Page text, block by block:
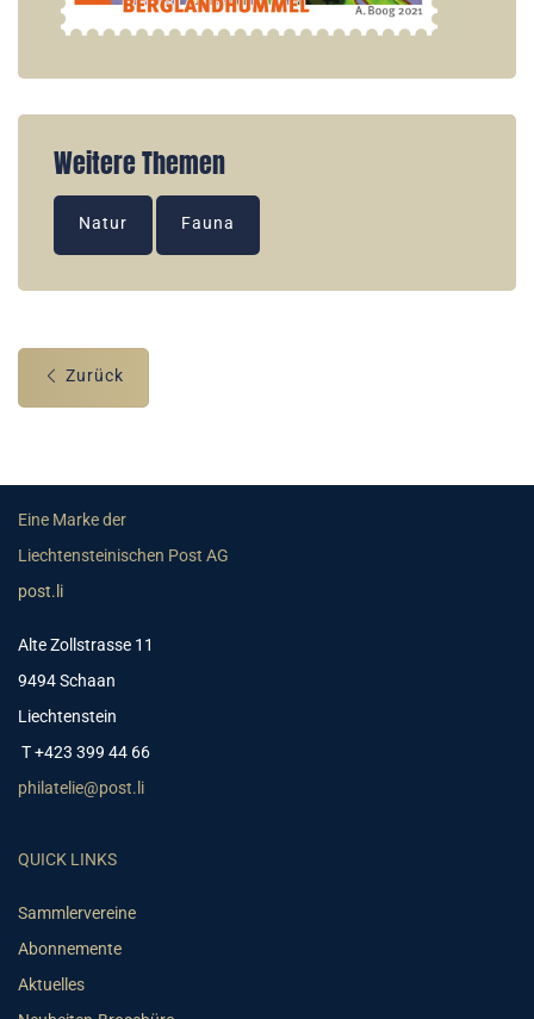
Weitere Themen
Natur Fauna
Zurück
Eine Marke der
Liechtensteinischen Post AG
post.li
Alte Zollstrasse 11
9494 Schaan
Liechtenstein
T +423 399 44 66
philatelie@post.li
QUICK LINKS
Sammlervereine
Abonnemente
Aktuelles